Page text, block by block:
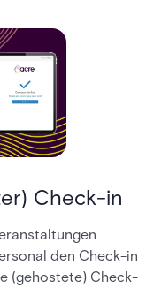
Check-in
den Check-in
(gehostete) Check-